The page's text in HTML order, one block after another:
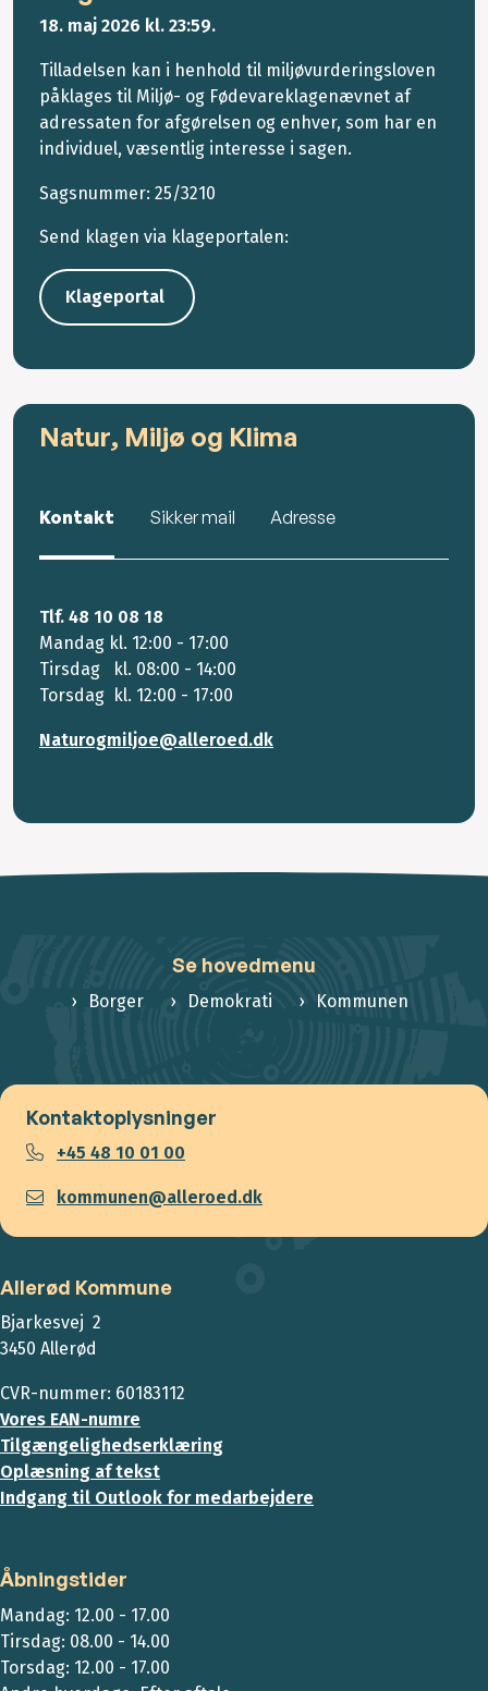
18. maj 2026 kl. 23:59.
Tilladelsen kan i henhold til miljøvurderingsloven
påklages til Miljø- og Fødevareklagenævnet af
adressaten for afgørelsen og enhver, som har en
individuel, væsentlig interesse i sagen.
Sagsnummer: 25/3210
Send klagen via klageportalen:
Klageportal
Natur, Miljø og Klima
Kontakt Sikker mail Adresse
Tlf. 48 10 08 18
Mandag kl. 12:00 - 17:00
Tirsdag kl. 08:00 - 14:00
Torsdag kl. 12:00 - 17:00
Naturogmiljoe@alleroed.dk
Se hovedmenu
Borger Demokrati Kommunen
Kontaktoplysninger
+45 48 10 01 00
kommunen@alleroed.dk
Allerød Kommune
Bjarkesvej 2
3450 Allerød
CVR-nummer: 60183112
Vores EAN-numre
Tilgængelighedserklæring
Oplæsning af tekst
Indgang til Outlook for medarbejdere
Åbningstider
Mandag: 12.00 - 17.00
Tirsdag: 08.00 - 14.00
Torsdag: 12.00 - 17.00